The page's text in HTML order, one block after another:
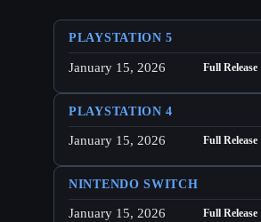
PLAYSTATION 5
January 15, 2026 Full Release
PLAYSTATION 4
January 15, 2026 Full Release
NINTENDO SWITCH
January 15, 2026 Full Release